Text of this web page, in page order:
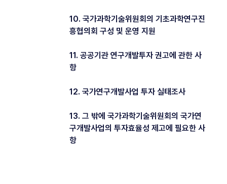
10. 국가과학기술위원회의 기초과학연구진
흥협의회 구성 및 운영 지원
11. 공공기관 연구개발투자 권고에 관한 사
항
12. 국가연구개발사업 투자 실태조사
13. 그 밖에 국가과학기술위원회의 국가연
구개발사업의 투자효율성 제고에 필요한 사
항